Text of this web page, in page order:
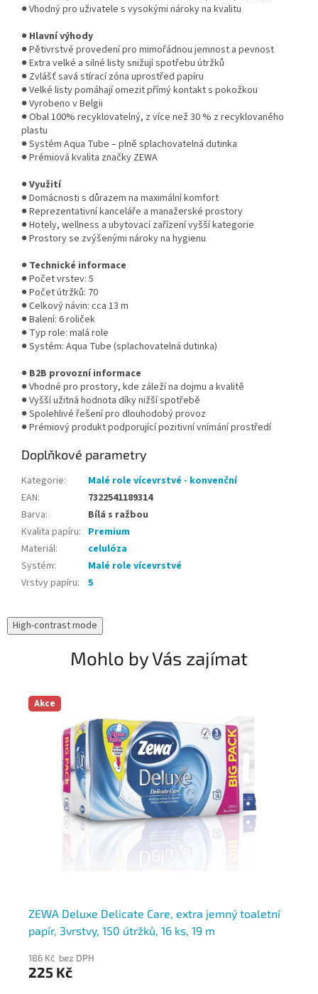
● Vhodný pro uživatele s vysokými nároky na kvalitu
● Hlavní výhody
● Pětivrstvé provedení pro mimořádnou jemnost a pevnost
● Extra velké a silné listy snižují spotřebu útržků
● Zvlášť savá stírací zóna uprostřed papíru
● Velké listy pomáhají omezit přímý kontakt s pokožkou
● Vyrobeno v Belgii
● Obal 100% recyklovatelný, z více než 30 % z recyklovaného
plastu
● Systém Aqua Tube – plně splachovatelná dutinka
● Prémiová kvalita značky ZEWA
●Využití
● Domácnosti s důrazem na maximální komfort
● Reprezentativní kanceláře a manažerské prostory
● Hotely, wellness a ubytovací zařízení vyšší kategorie
● Prostory se zvýšenými nároky na hygienu
● Technické informace
● Počet vrstev: 5
● Počet útržků: 70
● Celkový návin: cca 13 m
● Balení: 6 roliček
● Typ role: malá role
● Systém: Aqua Tube (splachovatelná dutinka)
● B2B provozní informace
● Vhodné pro prostory, kde záleží na dojmu a kvalitě
● Vyšší užitná hodnota díky nižší spotřebě
● Spolehlivé řešení pro dlouhodobý provoz
● Prémiový produkt podporující pozitivní vnímání prostředí
Doplňkové parametry
Kategorie:
Malé role vícevrstvé - konvenční
EAN:
7322541189314
Barva:
Bílá s ražbou
Kvalita papíru: Premium
Materiál:
celulóza
Systém:
Malé role vícevrstvé
Vrstvy papíru: 5
High-contrast mode
Mohlo by Vás zajímat
Akce
ZEWA Deluxe Delicate Care, extra jemný toaletní
papír, 3vrstvy, 150 útržků, 16 ks, 19 m
186 Kč bez DPH
225 Kč